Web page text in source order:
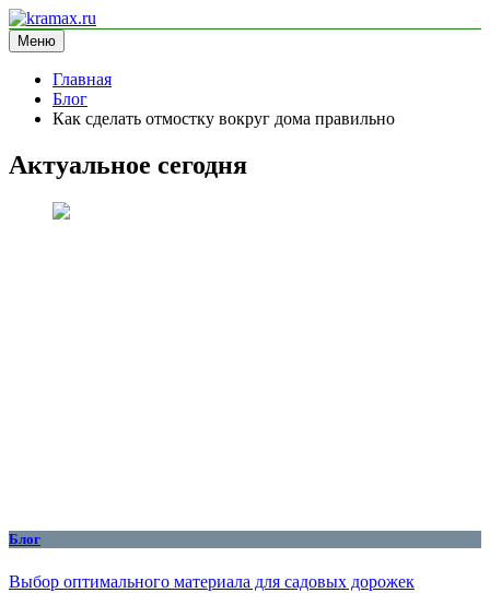
Перейти
к
содержимому
kramax.ru
блог про строительство
Меню
Главная
Блог
Как сделать отмостку вокруг дома правильно
Актуальное сегодня
Блог
Выбор оптимального материала для садовых дорожек